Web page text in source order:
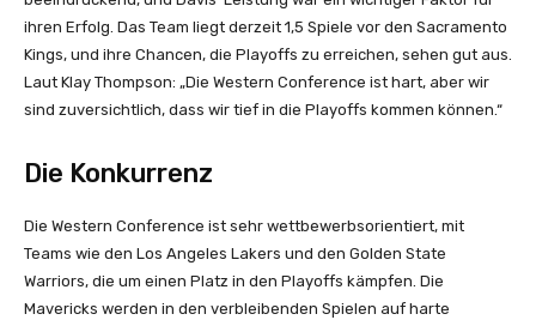
ihren Erfolg. Das Team liegt derzeit 1,5 Spiele vor den Sacramento
Kings, und ihre Chancen, die Playoffs zu erreichen, sehen gut aus.
Laut Klay Thompson: „Die Western Conference ist hart, aber wir
sind zuversichtlich, dass wir tief in die Playoffs kommen können.“
Die Konkurrenz
Die Western Conference ist sehr wettbewerbsorientiert, mit
Teams wie den Los Angeles Lakers und den Golden State
Warriors, die um einen Platz in den Playoffs kämpfen. Die
Mavericks werden in den verbleibenden Spielen auf harte